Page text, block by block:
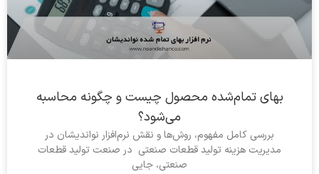
بهای تمام‌شده محصول چیست و چگونه محاسبه
می‌شود؟
بررسی کامل مفهوم، روش‌ها و نقش نرم‌افزار نواندیشان در
مدیریت هزینه تولید قطعات صنعتی در صنعت تولید قطعات
صنعتی، جایی